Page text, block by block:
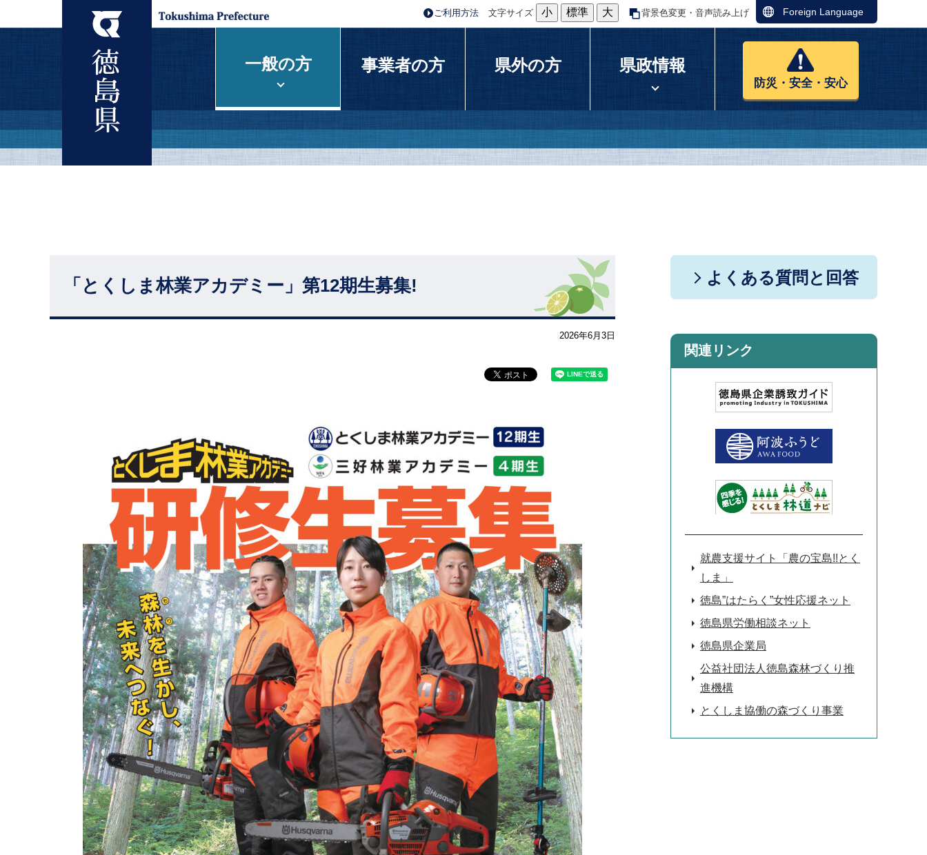
ご利用方法 文字サイズ 小 標準 大 背景色変更・音声読み上げ Foreign Language
一般の方 事業者の方 県外の方 県政情報
防災・安全・安心
「とくしま林業アカデミー」第12期生募集!
2026年6月3日
よくある質問と回答
関連リンク
就農支援サイト「農の宝島!!とく
しま」
徳島”はたらく”女性応援ネット
徳島県労働相談ネット
徳島県企業局
公益社団法人徳島森林づくり推
進機構
とくしま協働の森づくり事業